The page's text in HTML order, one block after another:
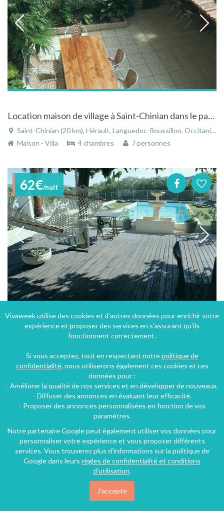
Location maison de village à Saint-Chinian dans le parc du Haut Languedoc, au coeur des vignes
Saint-Chinian (20 km), Hérault, Languedoc-Roussillon, Occitanie, France
Maison - Villa
4 chambres 7 personnes
62€/nuit
Hotel Le pressoir près de Saint Chinian
Hôtel - Auberge
16 chambres 32 personnes
141€/nuit
Vivaweek utilise des cookies et d'autres données pour enrichir votre
expérience et proposer des services en s'assurant qu'ils
fonctionnent correctement.
Si vous acceptez, tout en respectant notrepolitique de
confidentialité, nous utiliserons également ces cookies et ces
données pour :
- Améliorer la qualité de nos services et en développer de nouveaux.
- Diffuser des annonces en évaluant leur efficacité.
- Proposer des annonces personnalisées en fonction de vos
paramètres.
Notre partenaire Google peut également utiliser vos données pour
personnaliser votre expérience et vous proposer différents
services. Vous trouverez plus d'informations sur la politique de
Google dans leurs règles de confidentialité et conditions
d'utilisation.
J'accepte